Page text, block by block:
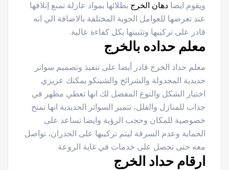
ويقوم ايضا دهان الخرج بطلائها بمواد عازلة تمنع إتلافها
عند تعرضها للعوامل الجوية المختلفة بالاضافة الي انه
قادر على تركيبها وتثبيتها بكل كفاءة عالية.
معلم حداده بالخرج
معلم حداد الخرج قادر أيضا على تنفيذ وتصميم سواتر
حديدية المجدولة والشرائح والشينكو يمكنك عزيزي
اختيار الشكل والنوع المفضل لك انها تعطي مظهر في
جذاب للمنازل والفلل، تتميز السواتر الحديدية انها تمنح
خصوصية للمكان وحجب الرؤية وايضا تساعد على
الحماية وعدم السرقة ليتم تركيبها على الجدران، تواصل
معه حتى تحصل على خدمات في غاية الروعة.
ارقام حداد الخرج